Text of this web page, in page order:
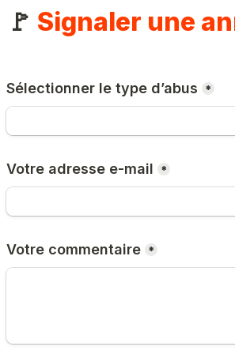
🚩 Signaler une
Sélectionner le type d’abus *
Votre adresse e-mail *
Votre commentaire *